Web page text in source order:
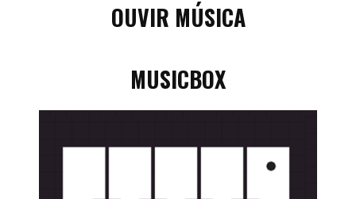
OUVIR MÚSICA
MUSICBOX